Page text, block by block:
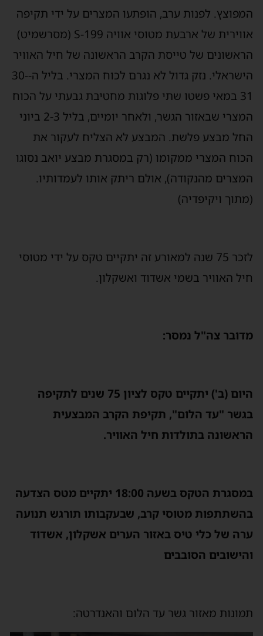
המפוצץ. לפנות ערב, הופתעו המצרים על ידי תקיפה
אווירית של ארבעת מטוסי אוויה S-199 (מסרשמיט)
הראשונים של טייסת הקרב הראשונה של חיל האוויר
הישראלי. נזק גדול לא נגרם לכוח המצרי. בליל ה-30-
31 במאי פשטו שתי פלוגות מחטיבת גבעתי על הכוח
המצרי שבאזור הגשר, ולאחר יומיים, בליל 2-3 ביוני
החל מבצע פלשת. המבצע לא הצליח לעקור את
הכוח המצרי ממקומו (רק במסגרת מבצע יואב נסוגו
המצרים מהנקודה), אולם ריתק אותו לעמדותיו.
(מתוך ויקיפדיה)
לזכר 75 שנה למאורע זה יתקיים טקס על ידי מטוסי
חיל האוויר בשמי אשדוד ואשקלון.
מדובר צה"ל נמסר:
היום (ב') יתקיים טקס לציון 75 שנים לתקיפה
בגשר "עד הלום", תקיפת הקרב המבצעית
הראשונה בתולדות חיל האוויר.
במסגרת הטקס בשעה 18:00 יתקיים מטס הצדעה
בהשתתפות מטוסי קרב, שבעקבותו תורגש תנועה
ערה של כלי טיס באזור הערים אשקלון, אשדוד
והישובים הסובבים
תמונות מאזור גשר עד הלום והאנדרטה: